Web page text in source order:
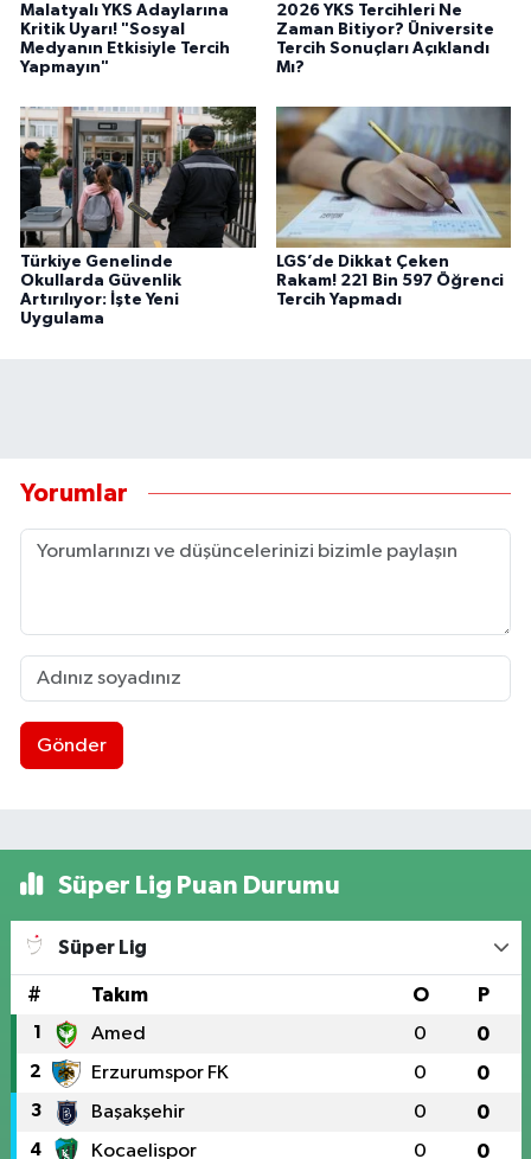
Malatyalı YKS Adaylarına
Kritik Uyarı! "Sosyal
Medyanın Etkisiyle Tercih
Yapmayın"
2026 YKS Tercihleri Ne
Zaman Bitiyor? Üniversite
Tercih Sonuçları Açıklandı
Mı?
Türkiye Genelinde
Okullarda Güvenlik
Artırılıyor: İşte Yeni
Uygulama
LGS’de Dikkat Çeken
Rakam! 221 Bin 597 Öğrenci
Tercih Yapmadı
Yorumlar
Gönder
Süper Lig Puan Durumu
Süper Lig
# Takım O P
1 Amed 0 0
2 Erzurumspor FK 0 0
3 Başakşehir 0 0
4 Kocaelispor 0 0